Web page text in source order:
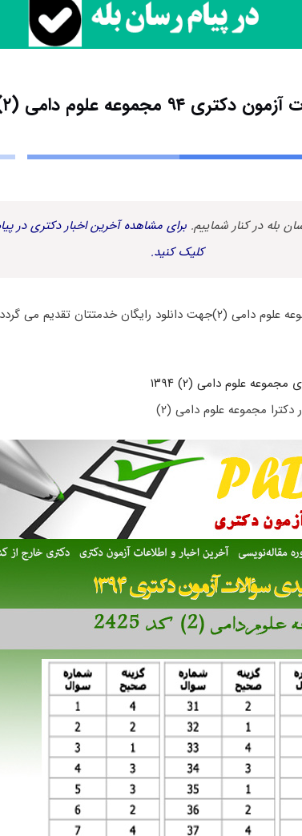
مجموعه علوم دامی (۲) کد ۲۴۲۵
بله در کنار شماییم. برای مشاهده آخرین اخبار دکتری در
کلیک کنید.
خدمتتان تقدیم می گردد.
علوم دامی (۲) ۱۳۹۴
مجموعه علوم دامی (۲)